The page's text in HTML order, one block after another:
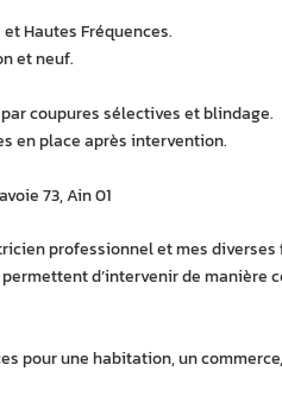
Hautes Fréquences.
et neuf.
coupures sélectives et blindage.
en place après intervention.
73, Ain 01
professionnel et mes
d’intervenir de manière
pour une habitation, un